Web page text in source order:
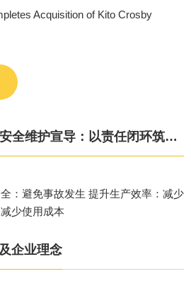
Acquisition of Kito Crosby
全维护宣导：以责任闭环筑牢
：避免事故发生 提升生产效率：减少
少使用成本
企业理念